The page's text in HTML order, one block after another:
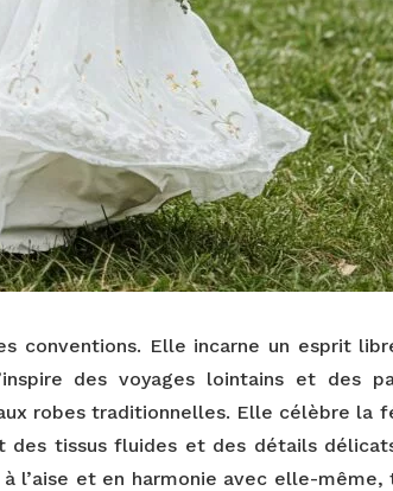
conventions. Elle incarne un esprit
des voyages lointains et des
robes traditionnelles. Elle célèbre la
tissus fluides et des détails
l’aise et en harmonie avec elle-même,